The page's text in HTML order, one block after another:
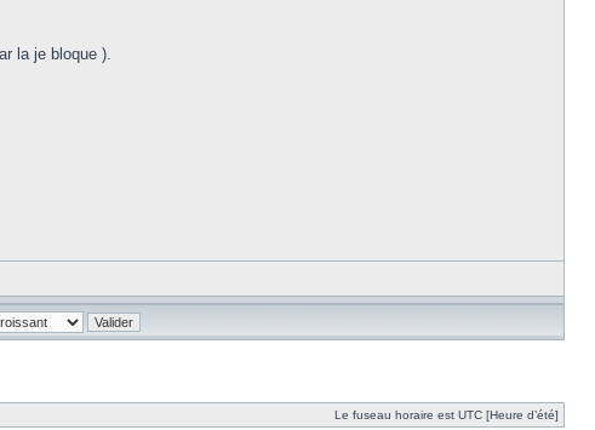
la je bloque ).
Le fuseau horaire est UTC [Heure d’été]